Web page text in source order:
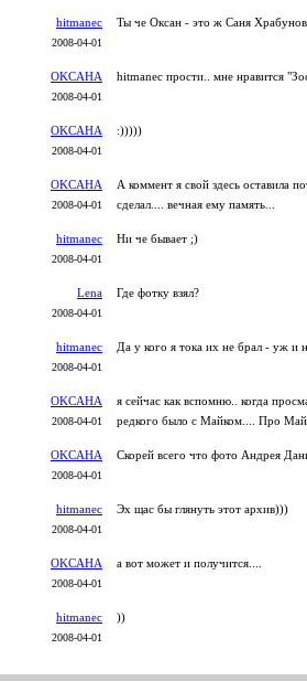
hitmanec
2008-04-01
Ты че Оксан - это ж Саня
OKCAHA
2008-04-01
hitmanec прости.. мне нравится
OKCAHA
2008-04-01
:)))))
OKCAHA
2008-04-01
А коммент я свой здесь оставила
сделал.... вечная ему память...
hitmanec
2008-04-01
Ни че бывает ;)
Lena
2008-04-01
Где фотку взял?
hitmanec
2008-04-01
Да у кого я тока их не брал - уж и
OKCAHA
2008-04-01
я сейчас как вспомню.. когда
редкого было с Майком.... Про
OKCAHA
2008-04-01
Скорей всего что фото Андрея
hitmanec
2008-04-01
Эх щас бы глянуть этот архив)))
OKCAHA
2008-04-01
а вот может и получится....
hitmanec
2008-04-01
))